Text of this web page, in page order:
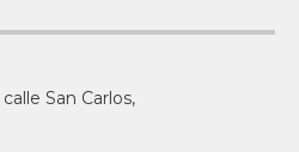
San Carlos,